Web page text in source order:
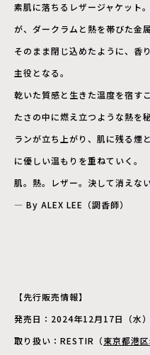
素肌に落ちるレザージャケット
が、ダークラムと熱を帯びた金
そのまま閉じ込めたように、香
主役となる。
乾いた質感と生きた温度を宿す
たさの中に燃え立つような熱を
ランが立ち上がり、肌に残る煙
に優しい温もりを重ねていく。
肌。熱。レザー。決して消えない
― By ALEX LEE（調香師）
【先行販売情報】
発売日：2024年12月17日（水）
取り扱い：RESTIR（東京都港